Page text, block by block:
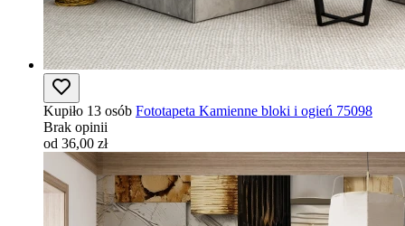
Kupiło 13 osób Fototapeta Kamienne bloki i ogień 75098
Brak opinii
od 36,00 zł